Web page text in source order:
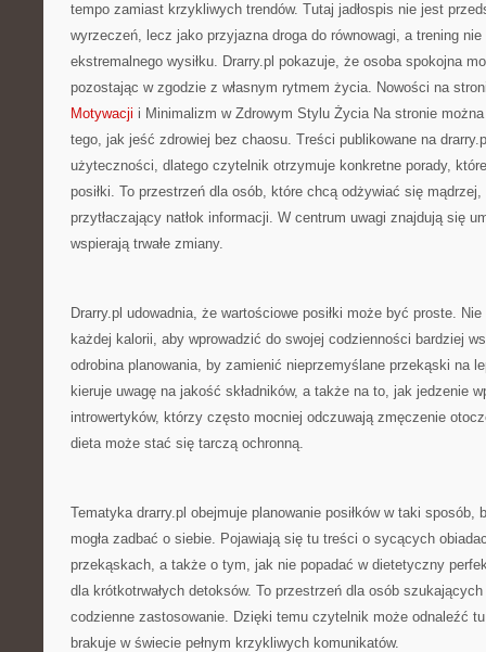
tempo zamiast krzykliwych trendów. Tutaj jadłospis nie jest
wyrzeczeń, lecz jako przyjazna droga do równowagi, a trening
ekstremalnego wysiłku. Drarry.pl pokazuje, że osoba spokojna
pozostając w zgodzie z własnym rytmem życia. Nowości na
Motywacji i Minimalizm w Zdrowym Stylu Życia Na stronie
tego, jak jeść zdrowiej bez chaosu. Treści publikowane na
użyteczności, dlatego czytelnik otrzymuje konkretne porady,
posiłki. To przestrzeń dla osób, które chcą odżywiać się
przytłaczający natłok informacji. W centrum uwagi znajdują się
wspierają trwałe zmiany.
Drarry.pl udowadnia, że wartościowe posiłki może być proste.
każdej kalorii, aby wprowadzić do swojej codzienności bardziej
odrobina planowania, by zamienić nieprzemyślane przekąski na
kieruje uwagę na jakość składników, a także na to, jak jedzenie
introwertyków, którzy często mocniej odczuwają zmęczenie
dieta może stać się tarczą ochronną.
Tematyka drarry.pl obejmuje planowanie posiłków w taki sposób,
mogła zadbać o siebie. Pojawiają się tu treści o sycących
przekąskach, a także o tym, jak nie popadać w dietetyczny
dla krótkotrwałych detoksów. To przestrzeń dla osób
codzienne zastosowanie. Dzięki temu czytelnik może odnaleźć
brakuje w świecie pełnym krzykliwych komunikatów.